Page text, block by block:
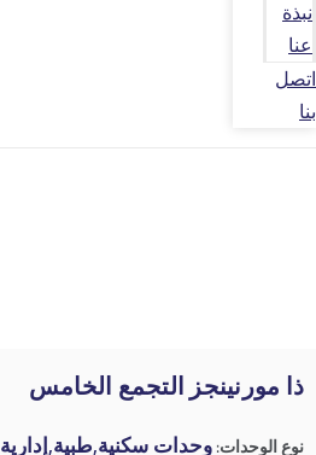
نبذة
عنا
اتصل
بنا
ذا مورنينجز التجمع الخامس
نوع الوحدات:وحدات سكنية,طبية,إدارية